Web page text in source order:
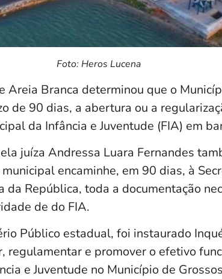
Foto: Heros Lucena
Areia Branca determinou que o
de 90 dias, a abertura ou a
da Infância e Juventude (FIA) em
juíza Andressa Luara Fernandes
encaminhe, em 90 dias, à
da República, toda a documentação
de do FIA.
Público estadual, foi instaurado
regulamentar e promover o efetivo
e Juventude no Município de